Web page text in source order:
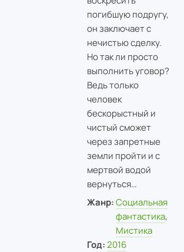
погибшую подругу,
он заключает с
нечистью сделку.
Но так ли просто
выполнить уговор?
Ведь только
человек
бескорыстный и
чистый сможет
через запретные
земли пройти и с
мертвой водой
вернуться…
Жанр: Социальная
фантастика,
Мистика
Год: 2016